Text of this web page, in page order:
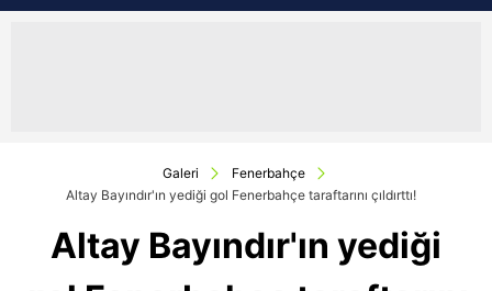
Galeri
Fenerbahçe
Altay Bayındır'ın yediği gol Fenerbahçe taraftarını çıldırttı!
Altay Bayındır'ın yediği